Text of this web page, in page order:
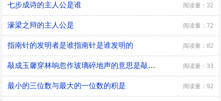
七步成诗的主人公是谁 阅读量：32
濠梁之辩的主人公是 阅读量：72
指南针的发明者是谁指南针是谁发明的 阅读量：82
敲成玉馨穿林响忽作玻璃碎地声的意思是敲成玉磬穿林响忽作玻璃碎地声的意思 阅读量：33
最小的三位数与最大的一位数的积是 阅读量：92